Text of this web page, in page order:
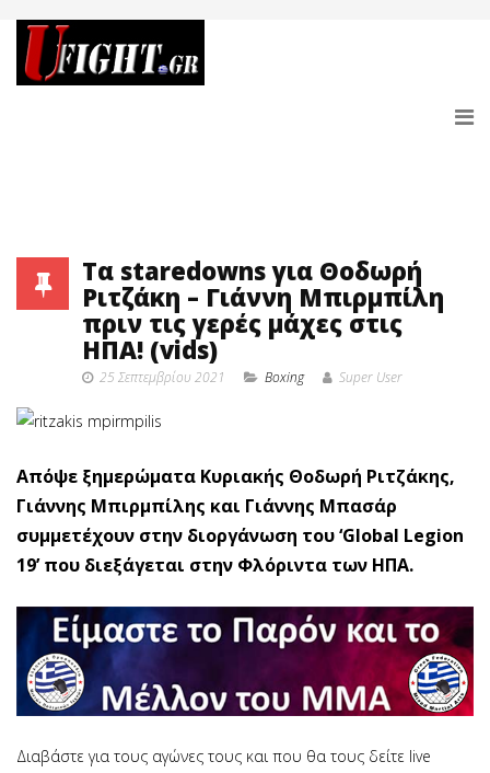
Τα staredowns για Θοδωρή
Ριτζάκη – Γιάννη Μπιρμπίλη
πριν τις γερές μάχες στις
ΗΠΑ! (vids)
25 Σεπτεμβρίου 2021 Boxing Super User
Απόψε ξημερώματα Κυριακής Θοδωρή Ριτζάκης,
Γιάννης Μπιρμπίλης και Γιάννης Μπασάρ
συμμετέχουν στην διοργάνωση του ‘Global Legion
19’ που διεξάγεται στην Φλόριντα των ΗΠΑ.
Διαβάστε για τους αγώνες τους και που θα τους δείτε live